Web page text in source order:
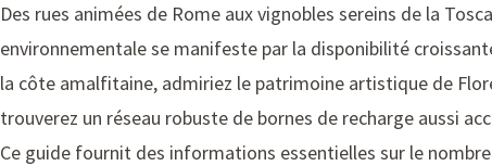
Des rues animées de Rome aux vignobles sereins de la
environnementale se manifeste par la disponibilité
la côte amalfitaine, admiriez le patrimoine artistique de
trouverez un réseau robuste de bornes de recharge aussi
Ce guide fournit des informations essentielles sur le